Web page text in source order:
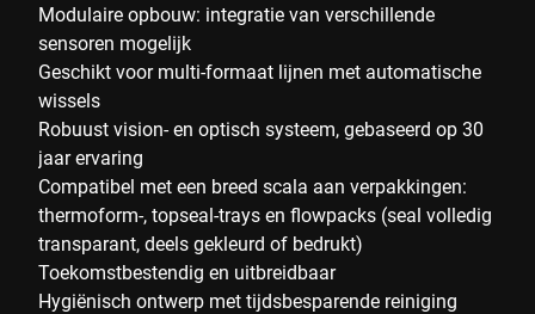
Modulaire opbouw: integratie van verschillende
sensoren mogelijk
Geschikt voor multi-formaat lijnen met automatische
wissels
Robuust vision- en optisch systeem, gebaseerd op 30
jaar ervaring
Compatibel met een breed scala aan verpakkingen:
thermoform-, topseal-trays en flowpacks (seal volledig
transparant, deels gekleurd of bedrukt)
Toekomstbestendig en uitbreidbaar
Hygiënisch ontwerp met tijdsbesparende reiniging